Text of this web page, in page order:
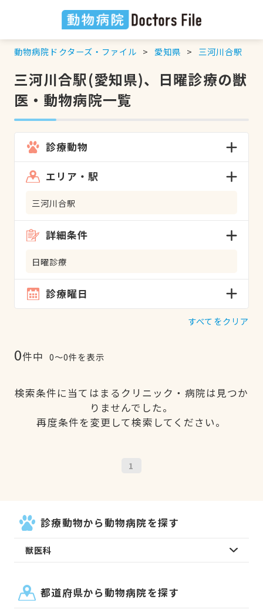
動物病院ドクターズ・ファイル 愛知県 三河川合駅
三河川合駅(愛知県)、日曜診療の獣
医・動物病院一覧
診療動物
エリア・駅
三河川合駅
詳細条件
日曜診療
診療曜日
すべてをクリア
0件中 0〜0件を表示
検索条件に当てはまるクリニック・病院は見つか
りませんでした。
再度条件を変更して検索してください。
1
診療動物から動物病院を探す
獣医科
都道府県から動物病院を探す